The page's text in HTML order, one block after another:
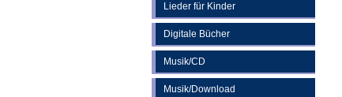
Lieder für Kinder
Digitale Bücher
Musik/CD
Musik/Download